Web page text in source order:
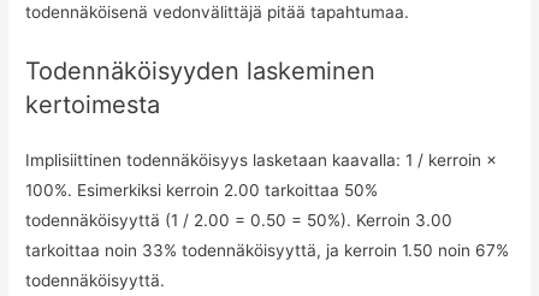
todennäköisenä vedonvälittäjä pitää tapahtumaa.
Todennäköisyyden laskeminen
kertoimesta
Implisiittinen todennäköisyys lasketaan kaavalla: 1 / kerroin ×
100%. Esimerkiksi kerroin 2.00 tarkoittaa 50%
todennäköisyyttä (1 / 2.00 = 0.50 = 50%). Kerroin 3.00
tarkoittaa noin 33% todennäköisyyttä, ja kerroin 1.50 noin 67%
todennäköisyyttä.